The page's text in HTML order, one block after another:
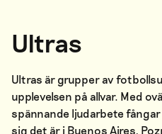
Ultras
Ultras är grupper av
upplevelsen på allvar. Med
spännande ljudarbete
sig det är i Buenos Aires,